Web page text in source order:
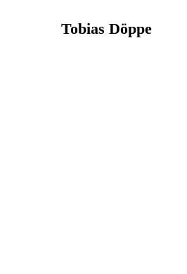
Tobias Döppe